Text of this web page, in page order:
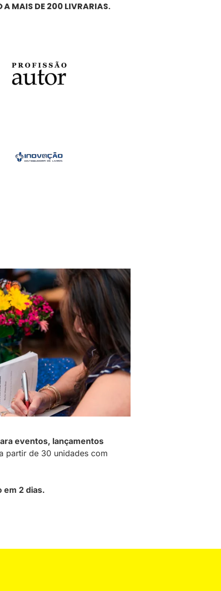
A MAIS DE 200 LIVRARIAS.
eventos, lançamentos
partir de 30 unidades com
em 2 dias.